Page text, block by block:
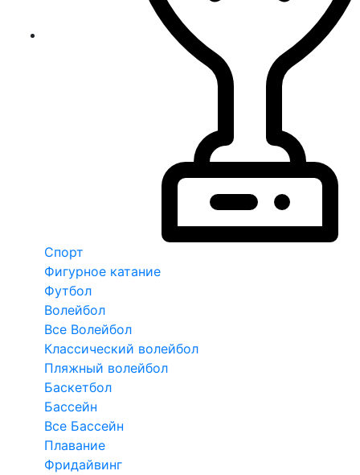
Спорт
Фигурное катание
Футбол
Волейбол
Все Волейбол
Классический волейбол
Пляжный волейбол
Баскетбол
Бассейн
Все Бассейн
Плавание
Фридайвинг